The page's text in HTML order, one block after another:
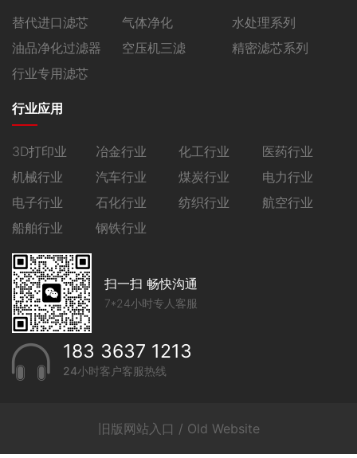
替代进口滤芯 气体净化
水处理系列
油品净化过滤器
空压机三滤
精密滤芯系列
行业专用滤芯
行业应用
3D打印业 冶金行业 化工行业
医药行业
机械行业
汽车行业 煤炭行业
电力行业
电子行业
石化行业 纺织行业
航空行业
船舶行业
钢铁行业
扫一扫 畅快沟通
7*24小时专人客服
183 3637 1213
24小时客户客服热线
旧版网站入口 / Old Website